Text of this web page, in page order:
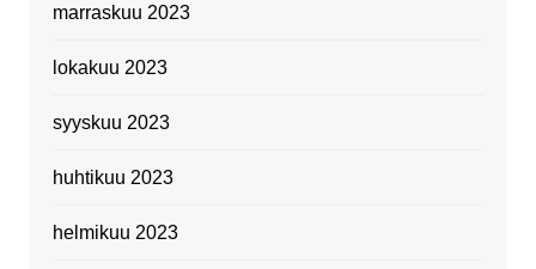
marraskuu 2023
lokakuu 2023
syyskuu 2023
huhtikuu 2023
helmikuu 2023